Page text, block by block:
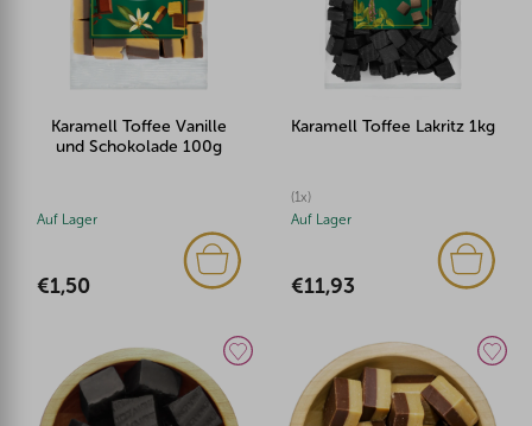
Karamell Toffee Vanille
und Schokolade 100g
Auf Lager
€1,50
Karamell Toffee Lakritz 1kg
(1x)
Auf Lager
€11,93